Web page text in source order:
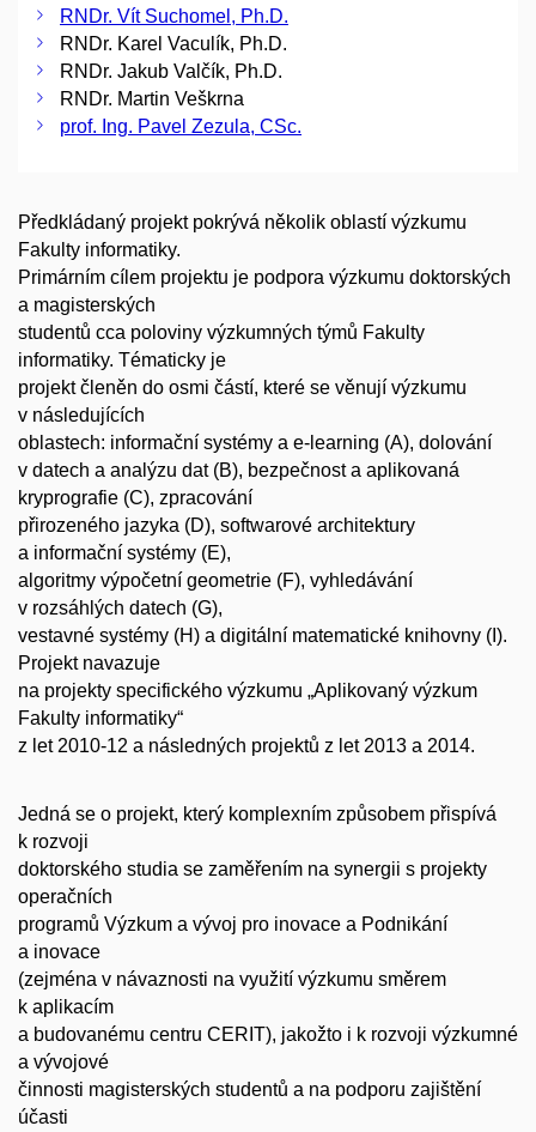
RNDr. Vít Suchomel, Ph.D.
RNDr. Karel Vaculík, Ph.D.
RNDr. Jakub Valčík, Ph.D.
RNDr. Martin Veškrna
prof. Ing. Pavel Zezula, CSc.
Předkládaný projekt pokrývá několik oblastí výzkumu
Fakulty informatiky.
Primárním cílem projektu je podpora výzkumu doktorských
a magisterských
studentů cca poloviny výzkumných týmů Fakulty
informatiky. Tématicky je
projekt členěn do osmi částí, které se věnují výzkumu
v následujících
oblastech: informační systémy a e-learning (A), dolování
v datech a analýzu dat (B), bezpečnost a aplikovaná
kryprografie (C), zpracování
přirozeného jazyka (D), softwarové architektury
a informační systémy (E),
algoritmy výpočetní geometrie (F), vyhledávání
v rozsáhlých datech (G),
vestavné systémy (H) a digitální matematické knihovny (I).
Projekt navazuje
na projekty specifického výzkumu „Aplikovaný výzkum
Fakulty informatiky“
z let 2010-12 a následných projektů z let 2013 a 2014.
Jedná se o projekt, který komplexním způsobem přispívá
k rozvoji
doktorského studia se zaměřením na synergii s projekty
operačních
programů Výzkum a vývoj pro inovace a Podnikání
a inovace
(zejména v návaznosti na využití výzkumu směrem
k aplikacím
a budovanému centru CERIT), jakožto i k rozvoji výzkumné
a vývojové
činnosti magisterských studentů a na podporu zajištění
účasti